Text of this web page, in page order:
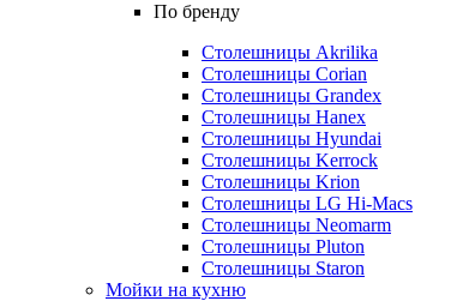
По бренду
Столешницы Akrilika
Столешницы Corian
Столешницы Grandex
Столешницы Hanex
Столешницы Hyundai
Столешницы Kerrock
Столешницы Krion
Столешницы LG Hi-Macs
Столешницы Neomarm
Столешницы Pluton
Столешницы Staron
Мойки на кухню